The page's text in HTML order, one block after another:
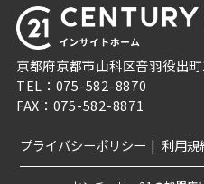
京都府京都市山科区音羽役出
TEL：075-582-8870
FAX：075-582-8871
プライバシーポリシー 利用規